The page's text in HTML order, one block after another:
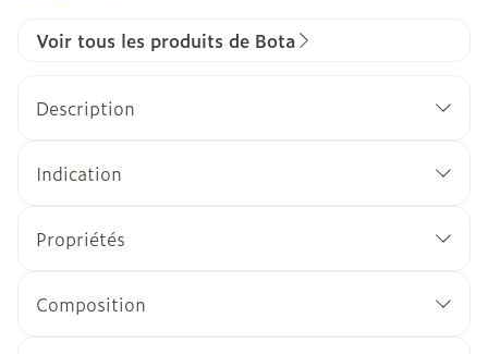
Voir tous les produits de Bota
Description
Indication
Propriétés
Composition